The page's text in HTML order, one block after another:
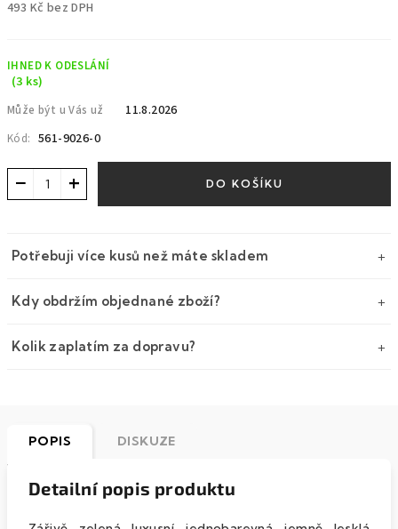
493 Kč bez DPH
IHNED K ODESLÁNÍ
(3 ks)
Může být u Vás už 11.8.2026
Kód: 561-9026-0
+
− DO KOŠÍKU
Potřebuji více kusů než máte skladem
Kdy obdržím objednané zboží?
Kolik zaplatím za dopravu?
POPIS DISKUZE
Detailní popis produktu